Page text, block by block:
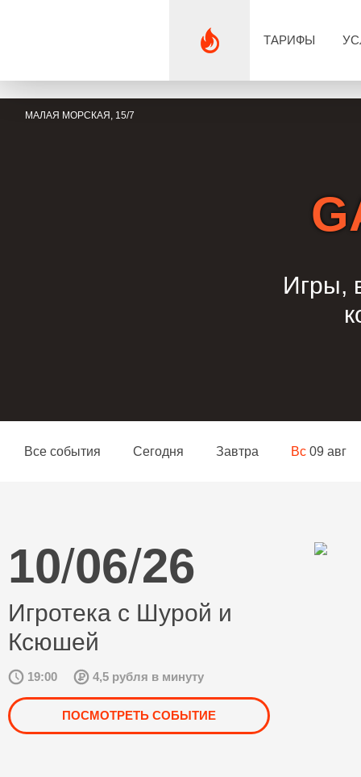
МАЛАЯ МОРСКАЯ, 15/7
ТАРИФЫ
Игры,
Все события Сегодня Завтра Вс 09 авг
10/06/26
Игротека с Шурой и
Ксюшей
19:00 4,5 рубля в минуту
ПОСМОТРЕТЬ СОБЫТИЕ